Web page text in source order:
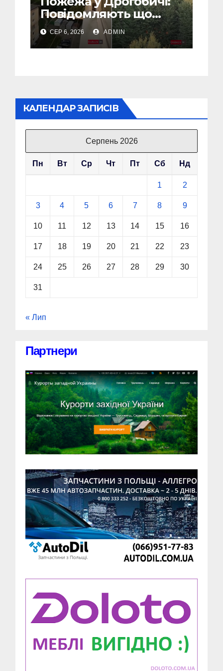
Повідомляють що
горіло 5 гаражів
(Відео)
СЕР 6, 2026 ADMIN
КАЛЕНДАР ЗАПИСІВ
Серпень 2026
Пн Вт Ср Чт Пт Сб Нд
1 2
3 4 5 6 7 8 9
10 11 12 13 14 15 16
17 18 19 20 21 22 23
24 25 26 27 28 29 30
31
« Лип
Партнери